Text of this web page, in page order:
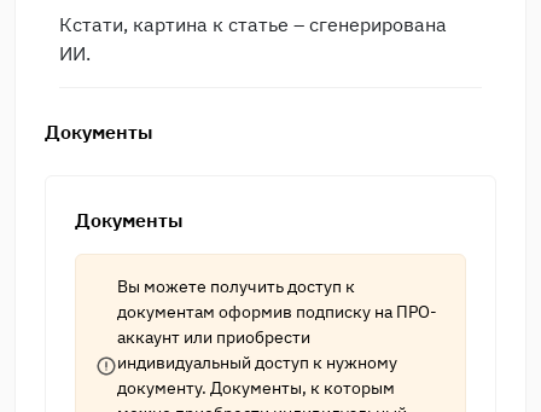
Кстати, картина к статье – сгенерирована
ИИ.
Документы
Документы
Вы можете получить доступ к
документам оформив подписку на ПРО-
аккаунт или приобрести
индивидуальный доступ к нужному
документу. Документы, к которым